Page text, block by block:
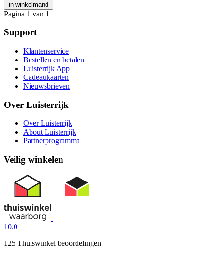
in winkelmand
Pagina 1 van 1
Support
Klantenservice
Bestellen en betalen
Luisterrijk App
Cadeaukaarten
Nieuwsbrieven
Over Luisterrijk
Over Luisterrijk
About Luisterrijk
Partnerprogramma
Veilig winkelen
10.0
125 Thuiswinkel beoordelingen